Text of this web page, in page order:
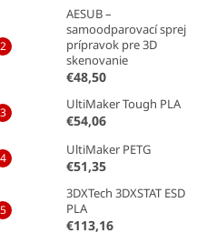
AESUB –
samoodparovací sprej
prípravok pre 3D
skenovanie
€48,50
UltiMaker Tough PLA
€54,06
UltiMaker PETG
€51,35
3DXTech 3DXSTAT ESD
PLA
€113,16